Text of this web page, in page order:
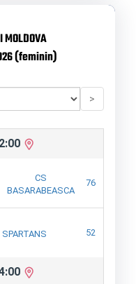
MOLDOVA
(feminin)
>
CS
BASARABEASCA
76
SPARTANS 52